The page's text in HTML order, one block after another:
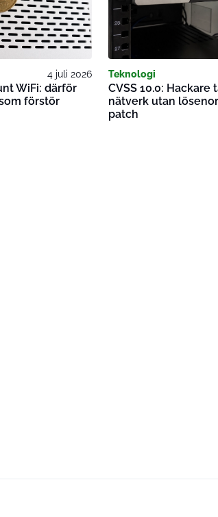
4 juli 2026
WiFi: därför
förstör
Teknologi
CVSS 10.0: Hackare
nätverk utan
patch